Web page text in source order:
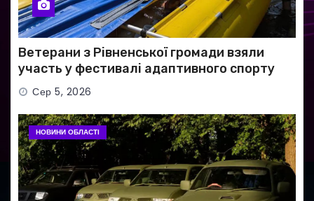
Ветерани з Рівненської громади взяли
участь у фестивалі адаптивного спорту
Сер 5, 2026
НОВИНИ ОБЛАСТІ